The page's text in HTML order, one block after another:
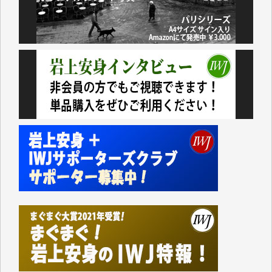
諸般の事情によりIWJ会費払えず今は非会員です。市
民側に立つ講演会にIWJのカメラマンをよく拝見して
おります。コンテンツが失われるのはあまりにもった
いない。少しでもお役立てください。（H.O.様）
今日、僅かですがカンパしました。（T.M.様）
今日、僅かですがカンパしました。IWJの危機を乗り
切るには到底及ばない額ですが病気の妻を抱えている
私にとっては精一杯のカンパです。
かねてよりIWJが発してきた膨大な取材記事や解説記
事、そして各界の方々とのインタビューは大袈裟では
なく、極めて重要な知的財産だと思っています。
て、かなりの動画をDVDに焼きこんで保存していま
した。
しかし、それが出来なくなって以降はExcelなどを使
ってハイパーリンクを張り、重要と思われる記事にい
つでも簡単にアクセスできるようにして来ました。し